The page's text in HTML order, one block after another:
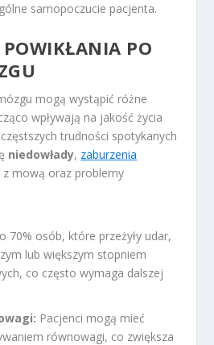
samopoczucie pacjenta.
PO
mogą wystąpić różne
wpływają na jakość życia
trudności spotykanych
niedowłady, zaburzenia
z mową oraz problemy
70% osób, które przeżyły udar,
lub większym stopniem
co często wymaga dalszej
Pacjenci mogą mieć
równowagi, co zwiększa